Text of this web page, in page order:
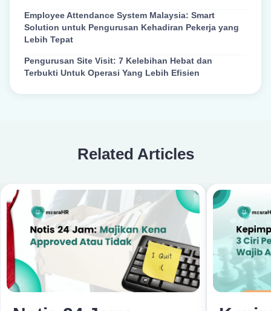
Employee Attendance System Malaysia: Smart
Solution untuk Pengurusan Kehadiran Pekerja yang
Lebih Tepat
Pengurusan Site Visit: 7 Kelebihan Hebat dan
Terbukti Untuk Operasi Yang Lebih Efisien
Related Articles